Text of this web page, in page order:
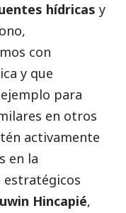
hídricas y
con
y que
para
en otros
activamente
en la
estratégicos
Hincapié,